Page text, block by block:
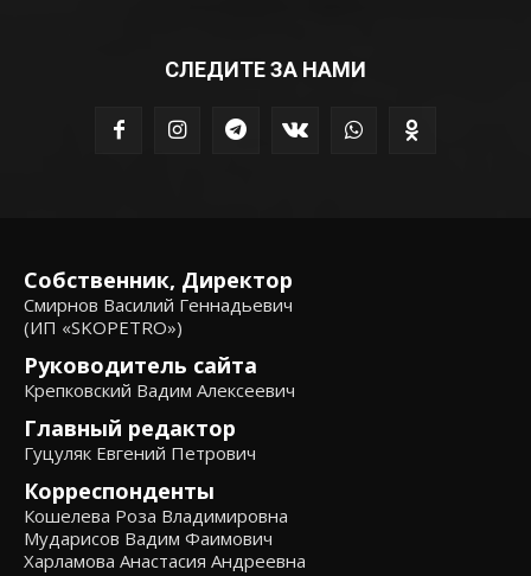
СЛЕДИТЕ ЗА НАМИ
Собственник, Директор
Смирнов Василий Геннадьевич
(ИП «SKOPETRO»)
Руководитель сайта
Крепковский Вадим Алексеевич
Главный редактор
Гуцуляк Евгений Петрович
Корреспонденты
Кошелева Роза Владимировна
Мударисов Вадим Фаимович
Харламова Анастасия Андреевна